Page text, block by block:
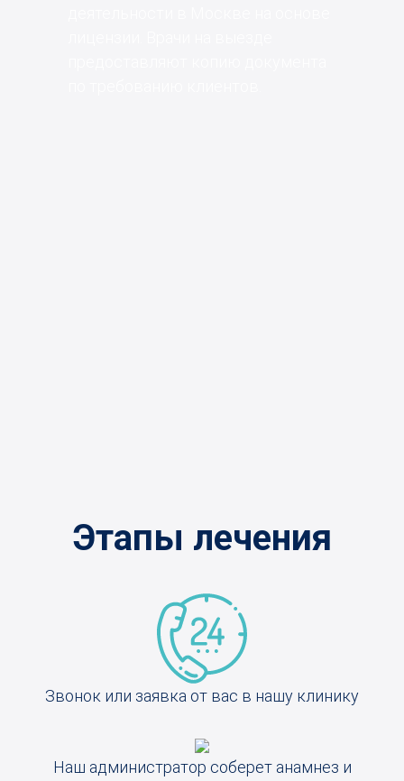
Этапы лечения
Звонок или заявка от вас в нашу клинику
Наш администратор соберет анамнез и